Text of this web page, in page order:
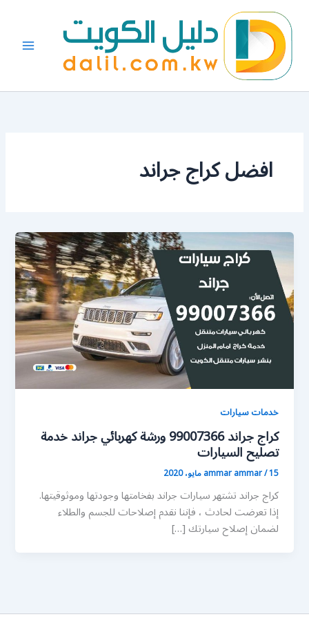
المحتوى
افضل كراج جراند
خدمات سيارات
كراج جراند 99007366 ورشة كهربائي جراند خدمة
تصليح السيارات
ammar ammar/15 مايو، 2020
كراج جراند تشتهر سيارات جراند بفخامتها وجودتها وموثوقيتها.
إذا تعرضت لحادث ، فإننا نقدم إصلاحات للجسم والطلاء
لضمان إصلاح سيارتك […]